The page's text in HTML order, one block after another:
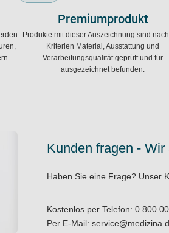
Premiumprodukt
Produkte mit dieser Auszeichnung sind
Kriterien Material, Ausstattung und
Verarbeitungsqualität geprüft und für
ausgezeichnet befunden.
Kunden fragen - Wir
Haben Sie eine Frage? Unser
Kostenlos per Telefon:0 800
Per E-Mail: